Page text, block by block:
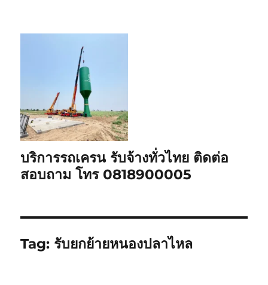
บริการรถเครน รับจ้างทั่วไทย ติดต่อ
สอบถาม โทร 0818900005
Tag: รับยกย้ายหนองปลาไหล